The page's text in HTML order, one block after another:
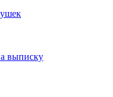
выписку